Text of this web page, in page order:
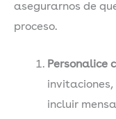
asegurarnos de
proceso.
Personalice
incluir